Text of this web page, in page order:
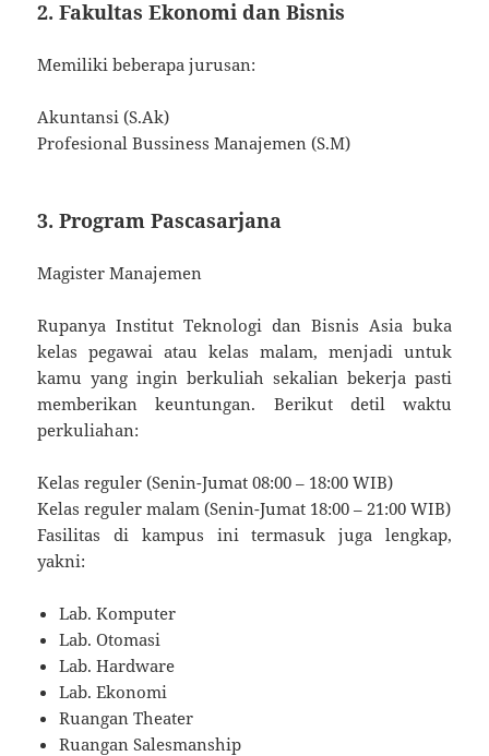
2. Fakultas Ekonomi dan Bisnis
Memiliki beberapa jurusan:
Akuntansi (S.Ak)
Profesional Bussiness Manajemen (S.M)
3. Program Pascasarjana
Magister Manajemen
Rupanya Institut Teknologi dan Bisnis Asia buka
kelas pegawai atau kelas malam, menjadi untuk
kamu yang ingin berkuliah sekalian bekerja pasti
memberikan keuntungan. Berikut detil waktu
perkuliahan:
Kelas reguler (Senin-Jumat 08:00 – 18:00 WIB)
Kelas reguler malam (Senin-Jumat 18:00 – 21:00 WIB)
Fasilitas di kampus ini termasuk juga lengkap,
yakni:
Lab. Komputer
Lab. Otomasi
Lab. Hardware
Lab. Ekonomi
Ruangan Theater
Ruangan Salesmanship